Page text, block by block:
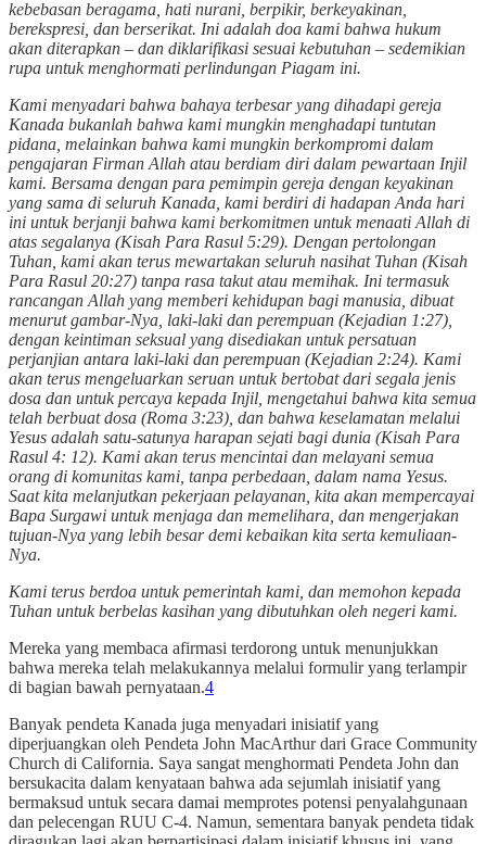
kebebasan beragama, hati nurani, berpikir, berkeyakinan,
berekspresi, dan berserikat. Ini adalah doa kami bahwa hukum
akan diterapkan – dan diklarifikasi sesuai kebutuhan – sedemikian
rupa untuk menghormati perlindungan Piagam ini.
Kami menyadari bahwa bahaya terbesar yang dihadapi gereja
Kanada bukanlah bahwa kami mungkin menghadapi tuntutan
pidana, melainkan bahwa kami mungkin berkompromi dalam
pengajaran Firman Allah atau berdiam diri dalam pewartaan Injil
kami. Bersama dengan para pemimpin gereja dengan keyakinan
yang sama di seluruh Kanada, kami berdiri di hadapan Anda hari
ini untuk berjanji bahwa kami berkomitmen untuk menaati Allah di
atas segalanya (Kisah Para Rasul 5:29). Dengan pertolongan
Tuhan, kami akan terus mewartakan seluruh nasihat Tuhan (Kisah
Para Rasul 20:27) tanpa rasa takut atau memihak. Ini termasuk
rancangan Allah yang memberi kehidupan bagi manusia, dibuat
menurut gambar-Nya, laki-laki dan perempuan (Kejadian 1:27),
dengan keintiman seksual yang disediakan untuk persatuan
perjanjian antara laki-laki dan perempuan (Kejadian 2:24). Kami
akan terus mengeluarkan seruan untuk bertobat dari segala jenis
dosa dan untuk percaya kepada Injil, mengetahui bahwa kita semua
telah berbuat dosa (Roma 3:23), dan bahwa keselamatan melalui
Yesus adalah satu-satunya harapan sejati bagi dunia (Kisah Para
Rasul 4: 12). Kami akan terus mencintai dan melayani semua
orang di komunitas kami, tanpa perbedaan, dalam nama Yesus.
Saat kita melanjutkan pekerjaan pelayanan, kita akan mempercayai
Bapa Surgawi untuk menjaga dan memelihara, dan mengerjakan
tujuan-Nya yang lebih besar demi kebaikan kita serta kemuliaan-
Nya.
Kami terus berdoa untuk pemerintah kami, dan memohon kepada
Tuhan untuk berbelas kasihan yang dibutuhkan oleh negeri kami.
Mereka yang membaca afirmasi terdorong untuk menunjukkan
bahwa mereka telah melakukannya melalui formulir yang terlampir
di bagian bawah pernyataan.4
Banyak pendeta Kanada juga menyadari inisiatif yang
diperjuangkan oleh Pendeta John MacArthur dari Grace Community
Church di California. Saya sangat menghormati Pendeta John dan
bersukacita dalam kenyataan bahwa ada sejumlah inisiatif yang
bermaksud untuk secara damai memprotes potensi penyalahgunaan
dan pelecengan RUU C-4. Namun, sementara banyak pendeta tidak